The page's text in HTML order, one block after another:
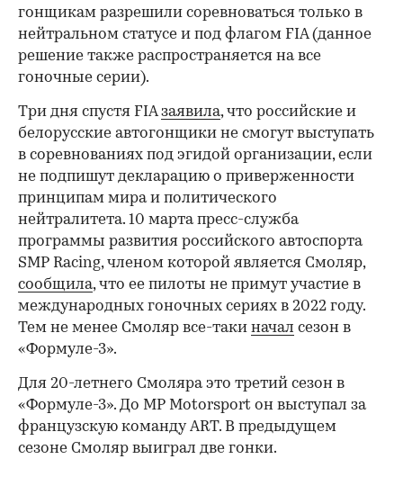
00:00 / 00:00
гонщикам разрешили соревноваться только в
нейтральном статусе и под флагом FIA (данное
решение также распространяется на все
гоночные серии).
Три дня спустя FIAзаявила, что российские и
белорусские автогонщики не смогут выступать
в соревнованиях под эгидой организации, если
не подпишут декларацию о приверженности
принципам мира и политического
нейтралитета. 10 марта пресс-служба
программы развития российского автоспорта
SMP Racing, членом которой является Смоляр,
сообщила, что ее пилоты не примут участие в
международных гоночных сериях в 2022 году.
Тем не менее Смоляр все-таки начал сезон в
«Формуле-3».
Для 20-летнего Смоляра это третий сезон в
«Формуле-3». До MP Motorsport он выступал за
французскую команду ART. В предыдущем
сезоне Смоляр выиграл две гонки.